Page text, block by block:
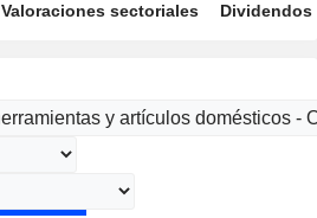
Valoraciones sectoriales